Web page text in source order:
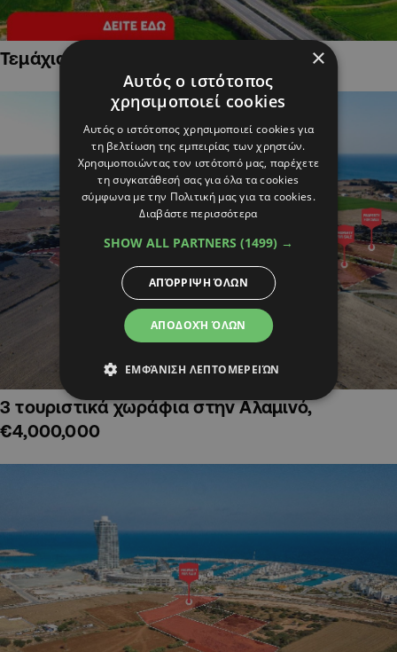
Τεμάχια Γης σε Οικιστικές Περιοχές
3 τουριστικά χωράφια στην Αλαμινό,
€4,000,000
×
Αυτός ο ιστότοπος
χρησιμοποιεί cookies
Αυτός ο ιστότοπος χρησιμοποιεί cookies για
τη βελτίωση της εμπειρίας των χρηστών.
Χρησιμοποιώντας τον ιστότοπό μας, παρέχετε
τη συγκατάθεσή σας για όλα τα cookies
σύμφωνα με την Πολιτική μας για τα cookies.
Διαβάστε περισσότερα
SHOW ALL PARTNERS (1499) →
ΑΠΟΔΟΧΉ ΌΛΩΝ
ΑΠΌΡΡΙΨΗ ΌΛΩΝ
ΕΜΦΆΝΙΣΗ ΛΕΠΤΟΜΕΡΕΙΏΝ